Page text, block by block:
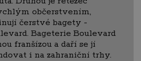
občerstvením,
čerstvé bagety -
Bageterie Boulevard
franšízou a daří se jí
i na zahraniční trhy.